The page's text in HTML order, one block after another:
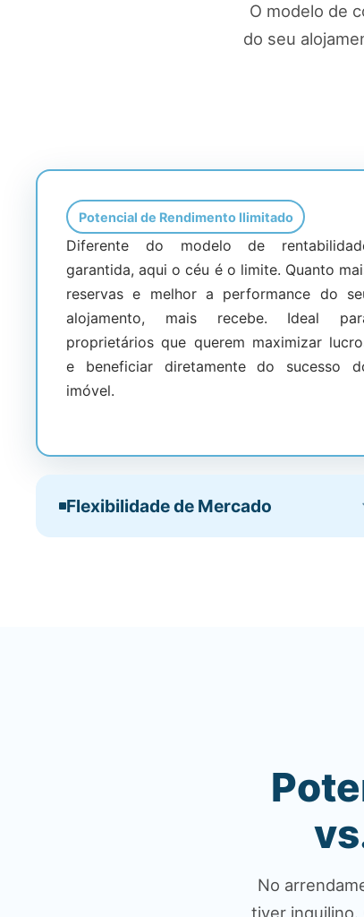
O modelo de
do seu
Potencial de Rendimento Ilimitado
Diferente do modelo de
garantida, aqui o céu é o limite. Quanto
reservas e melhor a performance do
alojamento, mais recebe. Ideal
proprietários que querem maximizar
e beneficiar diretamente do sucesso
imóvel.
Flexibilidade de Mercado
No
tiver inquilino.